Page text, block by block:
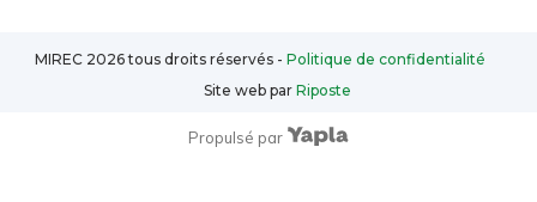
MIREC 2026tous droits réservés - Politique de confidentialité
Site web par Riposte
Propulsé par